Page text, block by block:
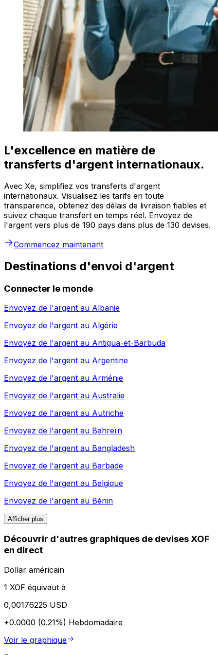
L'excellence en matière de
transferts d'argent internationaux.
Avec Xe, simplifiez vos transferts d'argent
internationaux. Visualisez les tarifs en toute
transparence, obtenez des délais de livraison fiables et
suivez chaque transfert en temps réel. Envoyez de
l'argent vers plus de 190 pays dans plus de 130 devises.
Commencez maintenant
Destinations d'envoi d'argent
Connecter le monde
Envoyez de l'argent au Albanie
Envoyez de l'argent au Algérie
Envoyez de l'argent au Antigua-et-Barbuda
Envoyez de l'argent au Argentine
Envoyez de l'argent au Arménie
Envoyez de l'argent au Australie
Envoyez de l'argent au Autriche
Envoyez de l'argent au Bahreïn
Envoyez de l'argent au Bangladesh
Envoyez de l'argent au Barbade
Envoyez de l'argent au Belgique
Envoyez de l'argent au Bénin
Afficher plus
Découvrir d'autres graphiques de devises XOF
en direct
Dollar américain
1 XOF équivaut à
0,00176225 USD
+0.0000 (0.21%) Hebdomadaire
Voir le graphique